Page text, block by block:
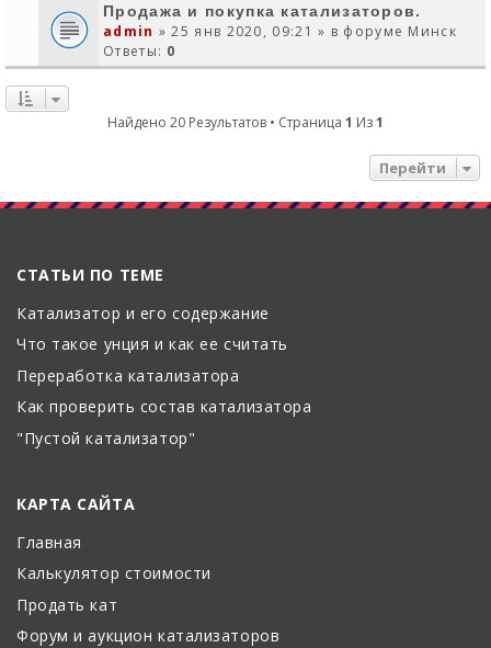
Продажа и покупка катализаторов.
admin » 25 янв 2020, 09:21 » в форуме Минск
Ответы: 0
Найдено 20 Результатов • Страница 1 Из1
Перейти
СТАТЬИ ПО ТЕМЕ
Катализатор и его содержание
Что такое унция и как ее считать
Переработка катализатора
Как проверить состав катализатора
"Пустой катализатор"
КАРТА САЙТА
Главная
Калькулятор стоимости
Продать кат
Форум и аукцион катализаторов